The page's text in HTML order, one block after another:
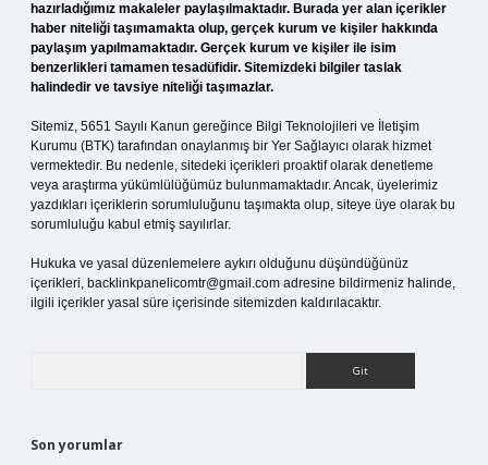
hazırladığımız makaleler paylaşılmaktadır. Burada yer alan içerikler
haber niteliği taşımamakta olup, gerçek kurum ve kişiler hakkında
paylaşım yapılmamaktadır. Gerçek kurum ve kişiler ile isim
benzerlikleri tamamen tesadüfidir. Sitemizdeki bilgiler taslak
halindedir ve tavsiye niteliği taşımazlar.
Sitemiz, 5651 Sayılı Kanun gereğince Bilgi Teknolojileri ve İletişim
Kurumu (BTK) tarafından onaylanmış bir Yer Sağlayıcı olarak hizmet
vermektedir. Bu nedenle, sitedeki içerikleri proaktif olarak denetleme
veya araştırma yükümlülüğümüz bulunmamaktadır. Ancak, üyelerimiz
yazdıkları içeriklerin sorumluluğunu taşımakta olup, siteye üye olarak bu
sorumluluğu kabul etmiş sayılırlar.
Hukuka ve yasal düzenlemelere aykırı olduğunu düşündüğünüz
içerikleri, backlinkpanelicomtr@gmail.com adresine bildirmeniz halinde,
ilgili içerikler yasal süre içerisinde sitemizden kaldırılacaktır.
Son yorumlar